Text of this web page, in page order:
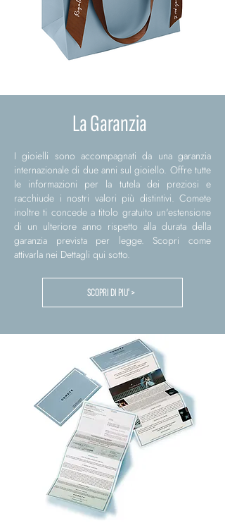
La Garanzia
I gioielli sono accompagnati da una garanzia
internazionale di due anni sul gioiello. Offre tutte
le informazioni per la tutela dei preziosi e
racchiude i nostri valori più distintivi. Comete
inoltre ti concede a titolo gratuito un'estensione
di un ulteriore anno rispetto alla durata della
garanzia prevista per legge. Scopri come
attivarla nei Dettagli qui sotto.
SCOPRI DI PIU' >